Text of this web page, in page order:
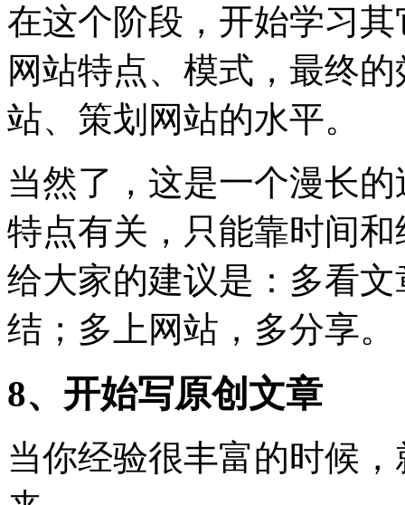
在这个阶段，开始学习
网站特点、模式，最终
站、策划网站的水平。
当然了，这是一个漫长
特点有关，只能靠时间
给大家的建议是：多看
结；多上网站，多分享。
8、开始写原创文章
当你经验很丰富的时候